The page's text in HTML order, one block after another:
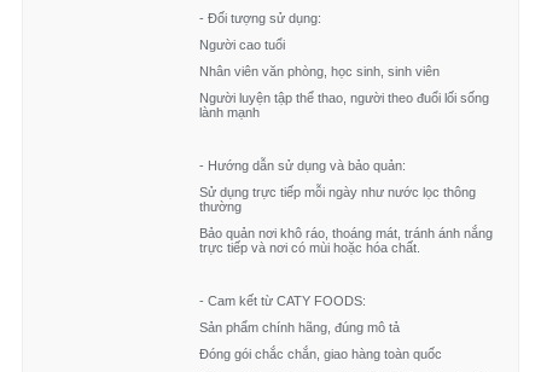
ráo, thoáng mát Tránh ánh nắng trực tiếp Hạn sử
dụng: 12 tháng Xuất xứ: Việt Nam
- Đối tượng sử dụng:
Người cao tuổi
Nhân viên văn phòng, học sinh, sinh viên
Người luyện tập thể thao, người theo đuổi lối sống
lành mạnh
- Hướng dẫn sử dụng và bảo quản:
Sử dụng trực tiếp mỗi ngày như nước lọc thông
thường
Bảo quản nơi khô ráo, thoáng mát, tránh ánh nắng
trực tiếp và nơi có mùi hoặc hóa chất.
- Cam kết từ CATY FOODS:
Sản phẩm chính hãng, đúng mô tả
Đóng gói chắc chắn, giao hàng toàn quốc